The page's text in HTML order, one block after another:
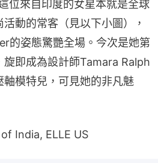
位來自印度的女星本就是全球
動的常客（見以下小圖），
的姿態驚艷全場。今次是她第
旋即成為設計師Tamara Ralph
模特兒，可見她的非凡魅
India, ELLE US